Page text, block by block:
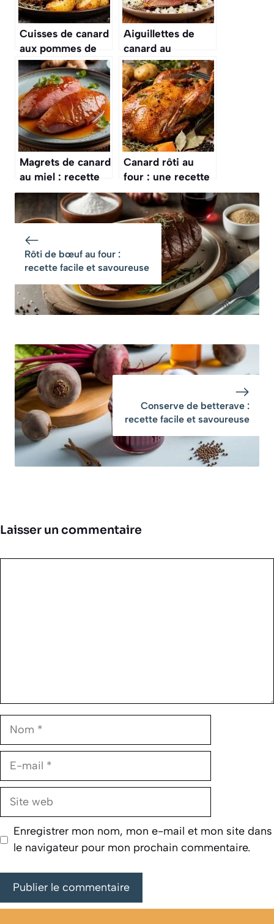
Cuisses de canard
aux pommes de
terre confites :
recette
savoureuse
Aiguillettes de
canard au
balsamique :
recette
savoureuse et
facile
Magrets de canard
au miel : recette
gourmande et
facile
Canard rôti au
four : une recette
savoureuse
Rôti de bœuf au four :
recette facile et savoureuse
Conserve de betterave :
recette facile et savoureuse
Laisser un commentaire
Nom
E-
Site
Enregistrer mon nom, mon e-mail et mon site dans
le navigateur pour mon prochain commentaire.